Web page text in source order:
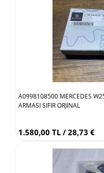
A0998108500 MERCEDES
ARMASI SIFIR ORJİNAL
1.580,00 TL / 28,73 €